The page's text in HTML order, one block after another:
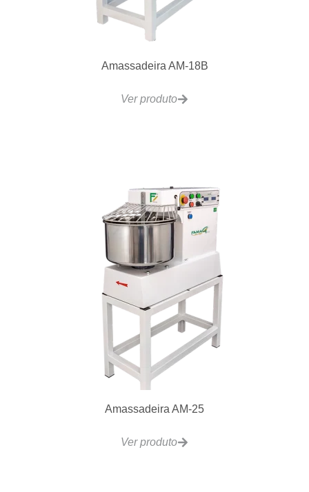
Amassadeira AM-18B
Ver produto
Amassadeira AM-25
Ver produto